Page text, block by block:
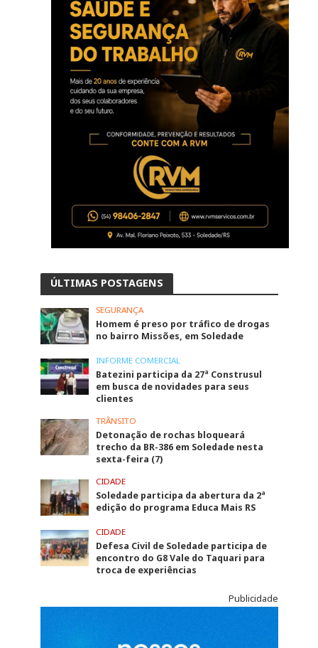
ÚLTIMAS POSTAGENS
SEGURANÇA
Homem é preso por tráfico de drogas
no bairro Missões, em Soledade
INFORME COMERCIAL
Batezini participa da 27ª Construsul
em busca de novidades para seus
clientes
TRÂNSITO
Detonação de rochas bloqueará
trecho da BR-386 em Soledade nesta
sexta-feira (7)
CIDADE
Soledade participa da abertura da 2ª
edição do programa Educa Mais RS
CIDADE
Defesa Civil de Soledade participa de
encontro do G8 Vale do Taquari para
troca de experiências
Publicidade